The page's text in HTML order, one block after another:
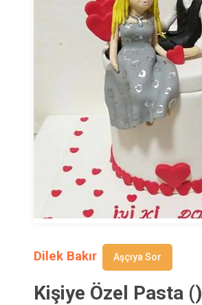
Dilek Bakır Aşçıya Sor
Kişiye Özel Pasta ()